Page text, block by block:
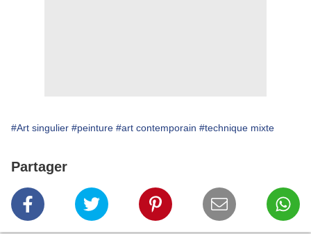
#Art singulier #peinture #art contemporain #technique mixte
Partager